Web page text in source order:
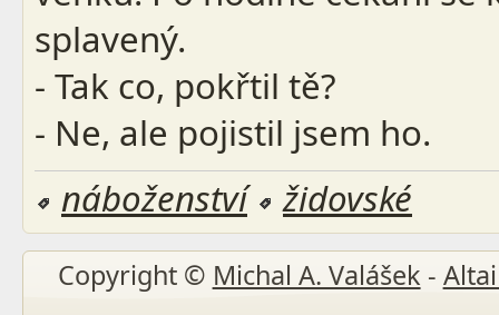
splavený.
- Tak co, pokřtil tě?
- Ne, ale pojistil jsem ho.
náboženství
židovské
Copyright © Michal A. Valášek -